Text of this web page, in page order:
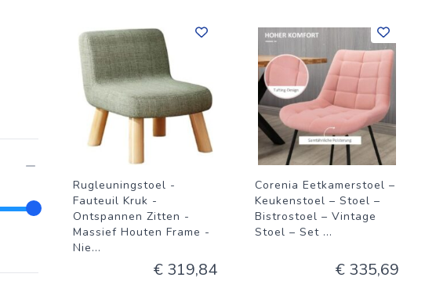
Rugleuningstoel -
Fauteuil Kruk -
Ontspannen Zitten -
Massief Houten Frame -
Nie...
€ 319,84
Corenia Eetkamerstoel –
Keukenstoel – Stoel –
Bistrostoel – Vintage
Stoel – Set ...
€ 335,69